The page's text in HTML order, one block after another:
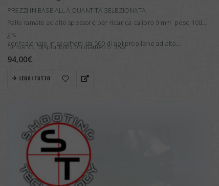
PREZZI IN BASE ALLA QUANTITÀ SELEZIONATA
Palle ramate ad alto spessore per ricarica calibro 9 mm peso 100
grs.
forma RN, disponibili con diametro .356
confezionate in sacchetti da 500 di polipropilene ad alto…
94,00€
LEGGI TUTTO